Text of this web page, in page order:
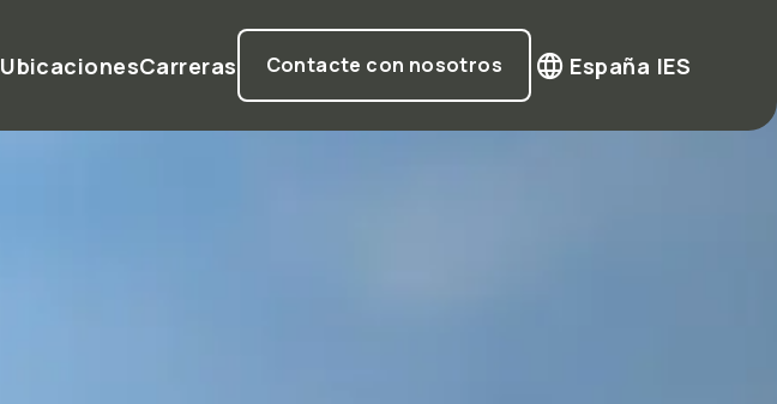
UbicacionesCarreras Contacte con nosotros España |ES